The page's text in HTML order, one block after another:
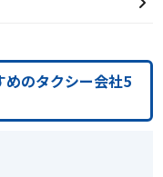
めのタクシー会社5